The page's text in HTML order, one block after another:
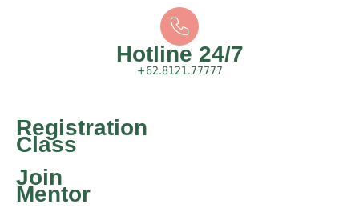
Hotline 24/7
+62.8121.77777
Registration
Class
Join
Mentor